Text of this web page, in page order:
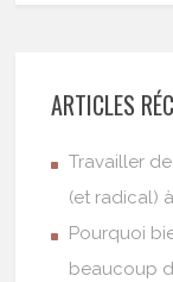
ARTICLES
Travailler
(et radical)
Pourquoi
beaucoup